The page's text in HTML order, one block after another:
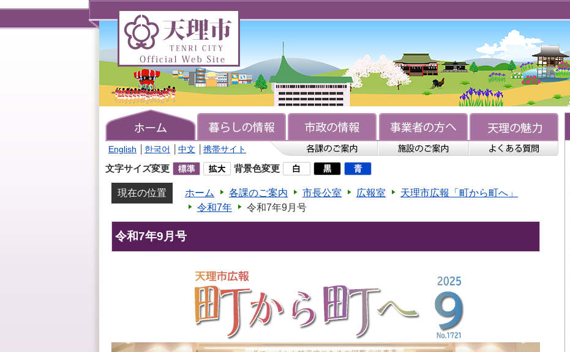
理
TENRI
Official
Site
English 한국어 中文 携帯サイト
文字サイズ変更 背景色変更
現在の位置 ホーム 各課のご案内 市長公室 広報室
天理市広報「町から町へ」
令和7年
令和7年9月号
令和7年9月号